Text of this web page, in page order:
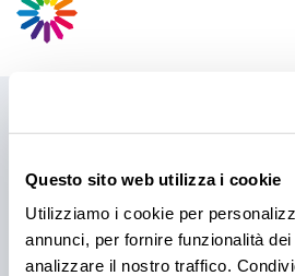
Questo sito web utilizza i cookie
Utilizziamo i cookie per
annunci, per fornire funzionalità
analizzare il nostro traffico.
Prodotti che